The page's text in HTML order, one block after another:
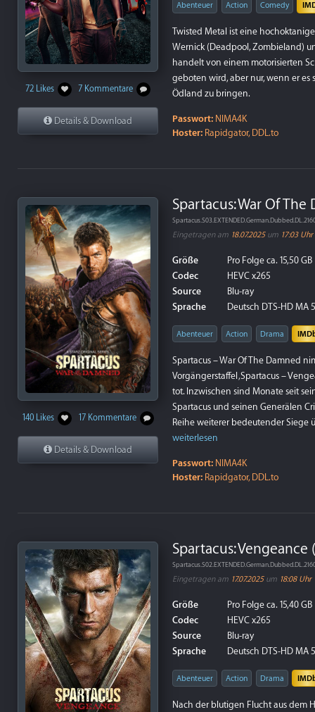
72 Likes 7 Kommentare
Details & Download
Abenteuer Action Comedy
Twisted Metal ist eine
Wernick (Deadpool, Zombieland)
handelt von einem motorisierten
geboten wird, aber nur, wenn er es
Ödland zu bringen.
Passwort: NIMA4K
Hoster: Rapidgator, DDL.to
140 Likes 17 Kommentare
Details & Download
Spartacus: War Of
Eingetragen am 18.07.2025um 17:03 Uhr
Größe
Pro Folge ca. 15,50 GB
Codec
HEVC x265
Source
Blu-ray
Sprache
Deutsch DTS-HD MA
Abenteuer Action Drama
Spartacus – War Of The Damned
Vorgängerstaffel ‚Spartacus –
tot. Inzwischen sind Monate seit
Spartacus und seinen Generälen
Reihe weiterer bedeutender Siege
weiterlesen
Passwort: NIMA4K
Hoster: Rapidgator, DDL.to
Spartacus: Vengeance
Eingetragen am 17.07.2025um 18:08 Uhr
Größe
Pro Folge ca. 15,40 GB
Codec
HEVC x265
Source
Blu-ray
Sprache
Deutsch DTS-HD MA
Abenteuer Action Drama
Nach der blutigen Flucht aus dem